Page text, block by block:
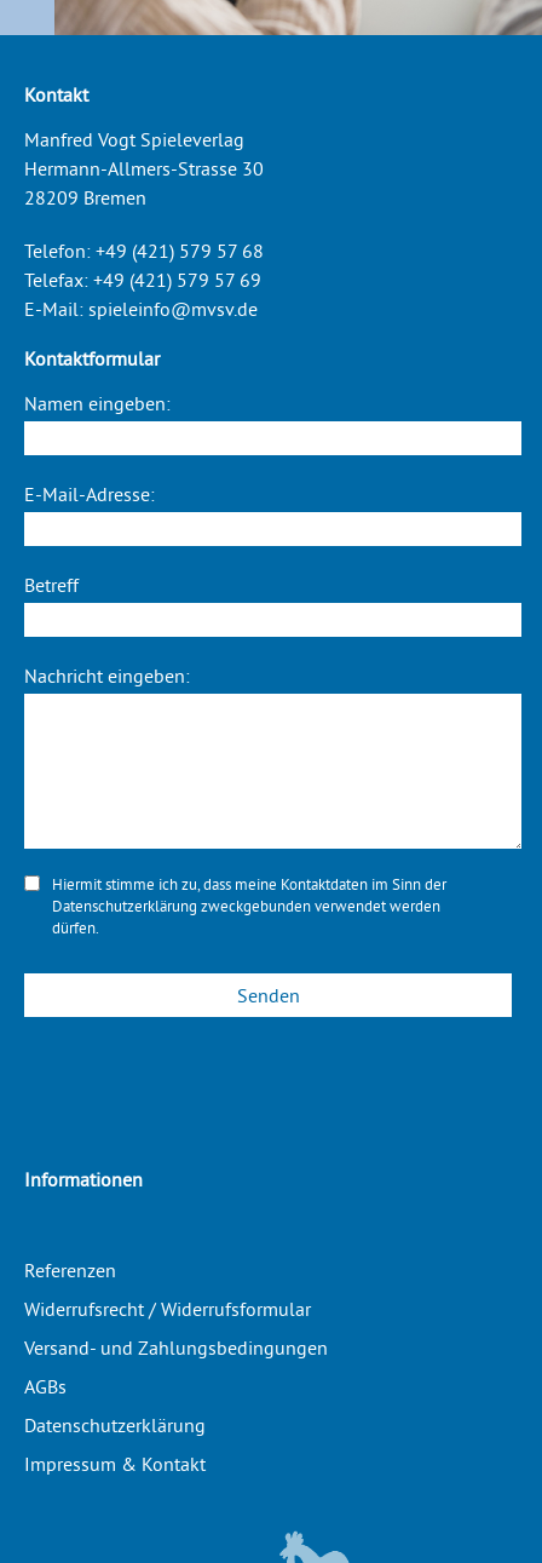
Kontakt
Manfred Vogt Spieleverlag
Hermann-Allmers-Strasse 30
28209 Bremen
Telefon: +49 (421) 579 57 68
Telefax: +49 (421) 579 57 69
E-Mail: spieleinfo@mvsv.de
Kontaktformular
Namen eingeben:
E-Mail-Adresse:
Betreff
Nachricht eingeben:
Hiermit stimme ich zu, dass meine Kontaktdaten im Sinn der
Datenschutzerklärung zweckgebunden verwendet werden
dürfen.
Informationen
Referenzen
Widerrufsrecht / Widerrufsformular
Versand- und Zahlungsbedingungen
AGBs
Datenschutzerklärung
Impressum & Kontakt